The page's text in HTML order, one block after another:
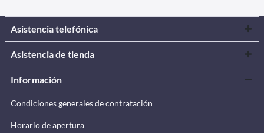
Asistencia telefónica
Asistencia de tienda
Información
Condiciones generales de contratación
Horario de apertura